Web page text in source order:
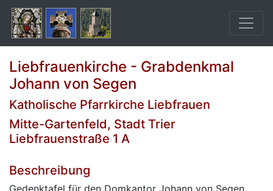
Liebfrauenkirche - Grabdenkmal
Johann von Segen
Katholische Pfarrkirche Liebfrauen
Mitte-Gartenfeld, Stadt Trier
Liebfrauenstraße 1 A
Beschreibung
Gedenktafel für den Domkantor Johann von Segen